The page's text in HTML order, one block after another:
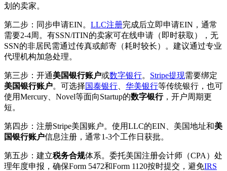
划的卖家。
第二步：同步申请EIN。 LLC注册完成后立即申请EIN，通常
需要2-4周。有SSN/ITIN的卖家可在线申请（即时获取），无
SSN的非居民需通过传真或邮寄（耗时较长）。建议通过专业
代理机构加急处理。
第三步：开通美国银行账户或数字银行。 Stripe提现需要绑定
美国银行账户。可选择国泰银行 华美银行等传统银行，也可
使用Mercury、Novel等面向Startup的数字银行，开户周期更
短。
第四步：注册Stripe美国账户。使用LLC的EIN、美国地址和美
国银行账户信息注册，通常1-3个工作日获批。
第五步：建立税务合规体系。委托美国注册会计师（CPA）处
理年度申报，确保Form 5472和Form 1120按时提交，避免IRS